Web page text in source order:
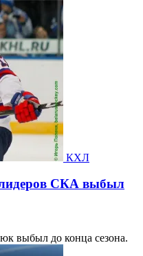
КХЛ
СКА выбыл
выбыл до конца сезона.